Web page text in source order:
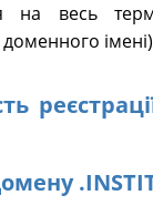
на весь
доменного